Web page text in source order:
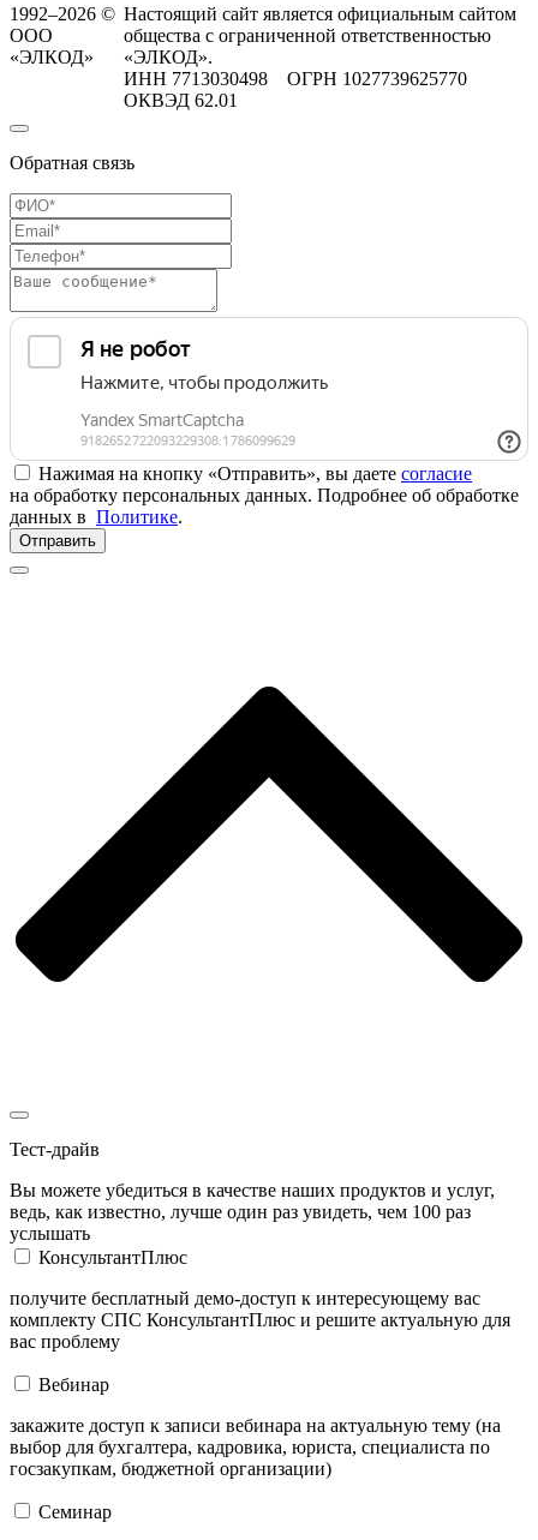
1992–2026 ©
ООО
«ЭЛКОД»
Настоящий сайт является официальным сайтом
общества с ограниченной ответственностью
«ЭЛКОД».
ИНН 7713030498 ОГРН 1027739625770
ОКВЭД 62.01
Обратная связь
Нажимая на кнопку «Отправить», вы даете согласие
на обработку персональных данных. Подробнее об обработке
данных в Политике.
Отправить
Тест-драйв
Вы можете убедиться в качестве наших продуктов и услуг,
ведь, как известно, лучше один раз увидеть, чем 100 раз
услышать
КонсультантПлюс
получите бесплатный демо-доступ к интересующему вас
комплекту СПС КонсультантПлюс и решите актуальную для
вас проблему
Вебинар
закажите доступ к записи вебинара на актуальную тему (на
выбор для бухгалтера, кадровика, юриста, специалиста по
госзакупкам, бюджетной организации)
Семинар